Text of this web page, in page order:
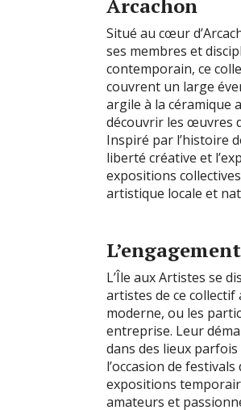
Arcachon
Situé au cœur
ses membres et
contemporain, ce
couvrent un large
argile à la céramique
découvrir les œuvres
Inspiré par l’histoire
liberté créative et
expositions
artistique locale et
L’Île aux Artistes se
artistes de ce collectif
moderne, ou les
entreprise. Leur
dans des lieux
l’occasion de
expositions
amateurs et